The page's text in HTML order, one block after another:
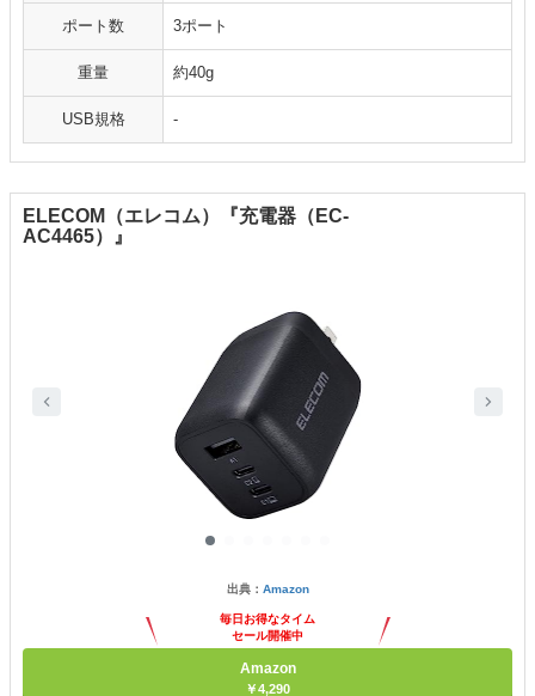
ポート数 3ポート
重量 約40g
USB規格 -
ELECOM（エレコム）『充電器（EC-
AC4465）』
出典： Amazon
毎日お得なタイム
セール開催中
Amazon
￥4,290